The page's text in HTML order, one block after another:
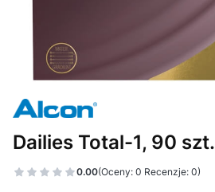
Dailies Total-1, 90 szt.
0.00(Oceny: 0 Recenzje: 0)